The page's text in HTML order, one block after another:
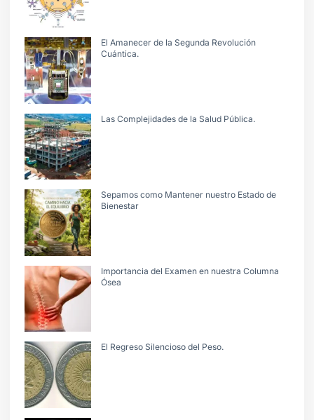
El Amanecer de la Segunda Revolución
Cuántica.
Las Complejidades de la Salud Pública.
Sepamos como Mantener nuestro Estado de
Bienestar
Importancia del Examen en nuestra Columna
Ósea
El Regreso Silencioso del Peso.